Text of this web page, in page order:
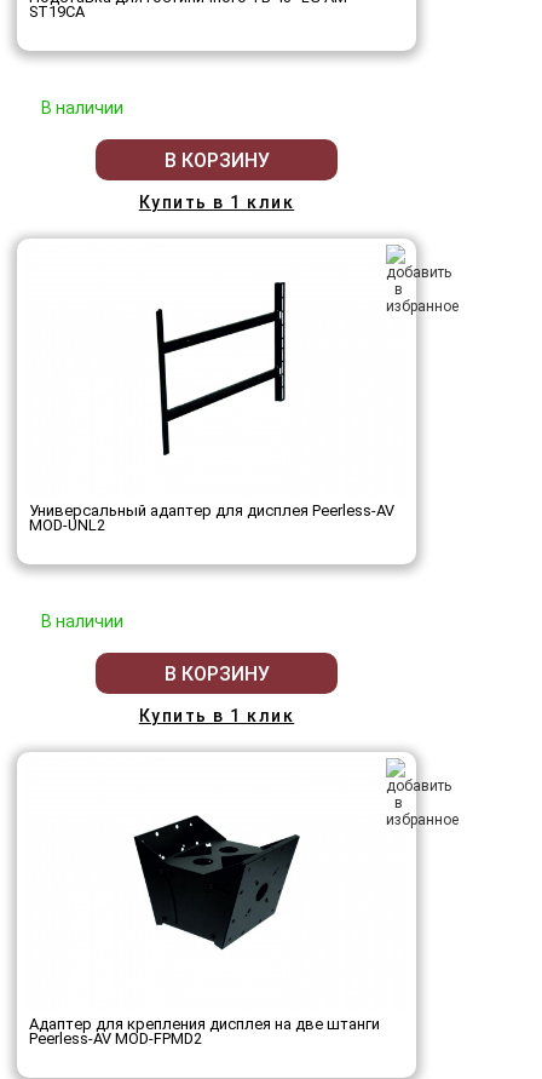
ST19CA
В наличии
В КОРЗИНУ
Купить в 1 клик
Универсальный адаптер для дисплея Peerless-AV
MOD-UNL2
В наличии
В КОРЗИНУ
Купить в 1 клик
Адаптер для крепления дисплея на две штанги
Peerless-AV MOD-FPMD2